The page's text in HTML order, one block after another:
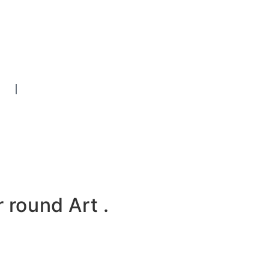
round Art .